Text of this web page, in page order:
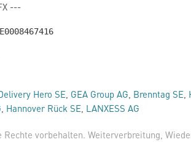
---
Hero SE, GEA Group AG, Brenntag SE,
, Hannover Rück SE, LANXESS AG
Rechte vorbehalten. Weiterverbreitung,